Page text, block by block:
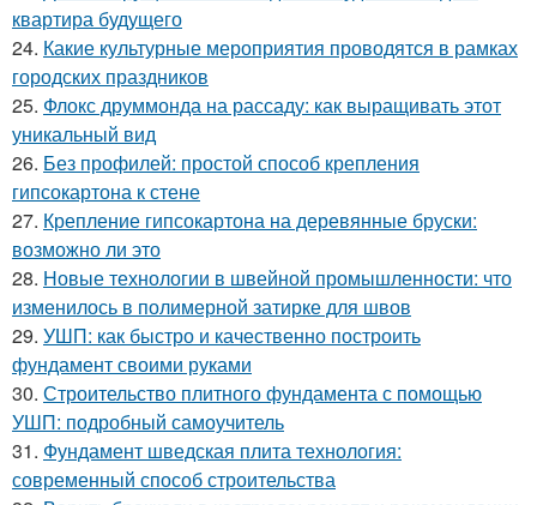
квартира будущего
24. Какие культурные мероприятия проводятся в рамках
городских праздников
25. Флокс друммонда на рассаду: как выращивать этот
уникальный вид
26. Без профилей: простой способ крепления
гипсокартона к стене
27. Крепление гипсокартона на деревянные бруски:
возможно ли это
28. Новые технологии в швейной промышленности: что
изменилось в полимерной затирке для швов
29. УШП: как быстро и качественно построить
фундамент своими руками
30. Строительство плитного фундамента с помощью
УШП: подробный самоучитель
31. Фундамент шведская плита технология:
современный способ строительства